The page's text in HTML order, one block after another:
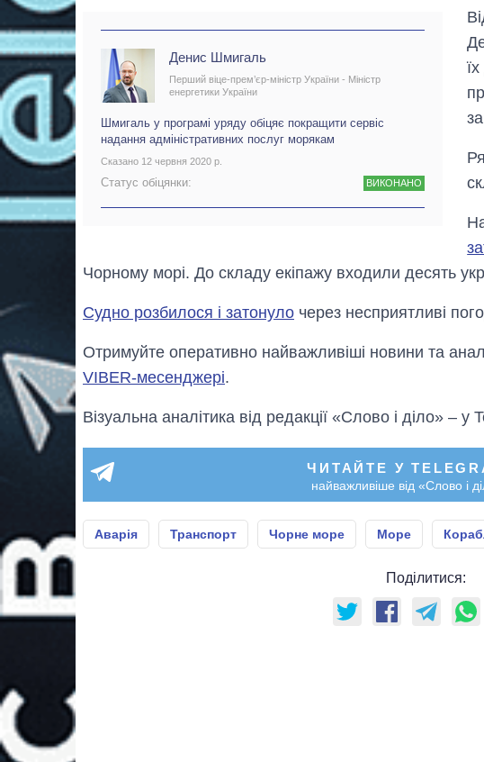
Денис Шмигаль
Перший віце-прем’єр-міністр України - Міністр
енергетики України
Шмигаль у програмі уряду обіцяє покращити сервіс
надання адміністративних послуг морякам
Сказано 12 червня 2020 р.
Статус обіцянки: ВИКОНАНО
Чорному морі. До складу екіпажу входили десять
Судно розбилося і затонуло через несприятливі
Отримуйте оперативно найважливіші новини та
VIBER-месенджері.
Візуальна аналітика від редакції «Слово і діло» – у
ЧИТАЙТЕ У
найважливіше від «Слово і
Аварія Транспорт Чорне море Море
Поділитися: